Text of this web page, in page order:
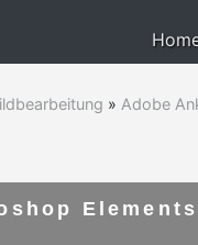
» Adobe